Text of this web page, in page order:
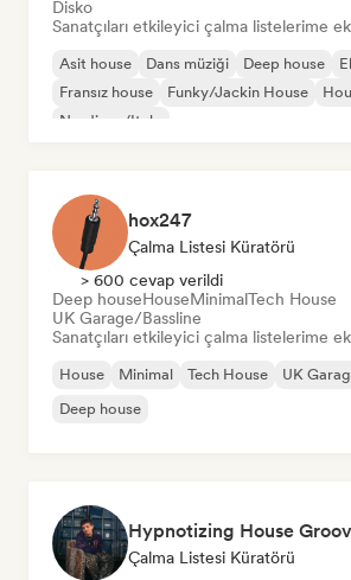
Disko
Sanatçıları etkileyici çalma listelerime
Asit house Dans müziği Deep house
Fransız house
Funky/Jackin House
Nu-disco/Italo
hox247
Çalma Listesi Küratörü
> 600 cevap verildi
Deep houseHouseMinimalTech House
UK Garage/Bassline
Sanatçıları etkileyici çalma listelerime
House Minimal Tech House
UK
Deep house
Hypnotizing House
Çalma Listesi Küratörü